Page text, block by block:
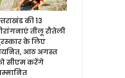
की 13
तीलू रौतेली
के लिए
आठ अगस्त
सीएम करेंगे